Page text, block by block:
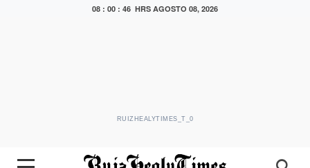
08 : 00 : 47 HRS AGOSTO 08, 2026
RUIZHEALYTIMES_T_0